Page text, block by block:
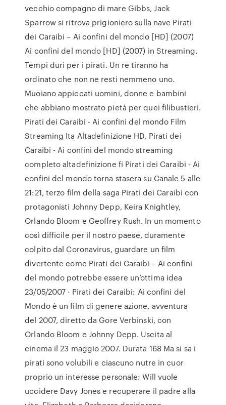
vecchio compagno di mare Gibbs, Jack
Sparrow si ritrova prigioniero sulla nave Pirati
dei Caraibi – Ai confini del mondo [HD] (2007)
Ai confini del mondo [HD] (2007) in Streaming.
Tempi duri per i pirati. Un re tiranno ha
ordinato che non ne resti nemmeno uno.
Muoiano appiccati uomini, donne e bambini
che abbiano mostrato pietà per quei filibustieri.
Pirati dei Caraibi - Ai confini del mondo Film
Streaming Ita Altadefinizione HD, Pirati dei
Caraibi - Ai confini del mondo streaming
completo altadefinizione fi Pirati dei Caraibi - Ai
confini del mondo torna stasera su Canale 5 alle
21:21, terzo film della saga Pirati dei Caraibi con
protagonisti Johnny Depp, Keira Knightley,
Orlando Bloom e Geoffrey Rush. In un momento
così difficile per il nostro paese, duramente
colpito dal Coronavirus, guardare un film
divertente come Pirati dei Caraibi – Ai confini
del mondo potrebbe essere un’ottima idea
23/05/2007 · Pirati dei Caraibi: Ai confini del
Mondo è un film di genere azione, avventura
del 2007, diretto da Gore Verbinski, con
Orlando Bloom e Johnny Depp. Uscita al
cinema il 23 maggio 2007. Durata 168 Ma si sa i
pirati sono volubili e ciascuno nutre in cuor
proprio un interesse personale: Will vuole
uccidere Davy Jones e recuperare il padre alla